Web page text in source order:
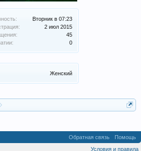
Вторник в 07:23
2 июл 2015
45
0
Женский
Обратная связь
Помощь
Условия и правила